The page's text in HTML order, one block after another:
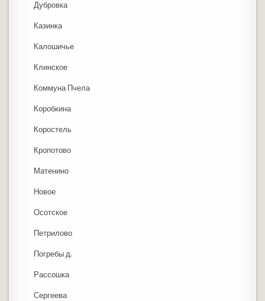
Дубровка
Казинка
Калошичье
Клинское
Коммуна Пчела
Коробкина
Коростель
Кропотово
Матенино
Новое
Осотское
Петрилово
Погребы д.
Рассошка
Сергеева